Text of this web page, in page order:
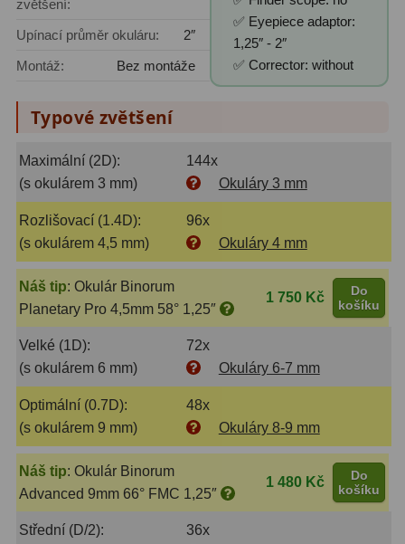
zvětšení:
Upínací průměr okuláru:
2″
Montáž:
Bez montáže
✅ Eyepiece adaptor:
1,25″ - 2″
✅ Corrector: without
Typové zvětšení
Maximální (2D):
144x
(s okulárem 3 mm)
Okuláry 3 mm
Rozlišovací (1.4D):
96x
(s okulárem 4,5 mm)
Okuláry 4 mm
Náš tip: Okulár Binorum
Planetary Pro 4,5mm 58° 1,25″
1 750 Kč
Do
košíku
Velké (1D):
72x
(s okulárem 6 mm)
Okuláry 6-7 mm
Optimální (0.7D):
48x
(s okulárem 9 mm)
Okuláry 8-9 mm
Náš tip: Okulár Binorum
Advanced 9mm 66° FMC 1,25″
1 480 Kč
Do
košíku
Střední (D/2):
36x